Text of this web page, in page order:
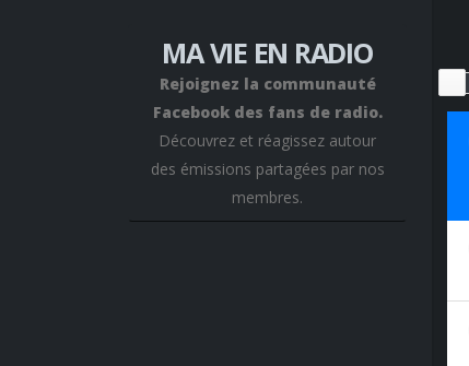
MA VIE EN RADIO
Rejoignez la communauté
Facebook des fans de radio.
Découvrez et réagissez autour
des émissions partagées par nos
membres.